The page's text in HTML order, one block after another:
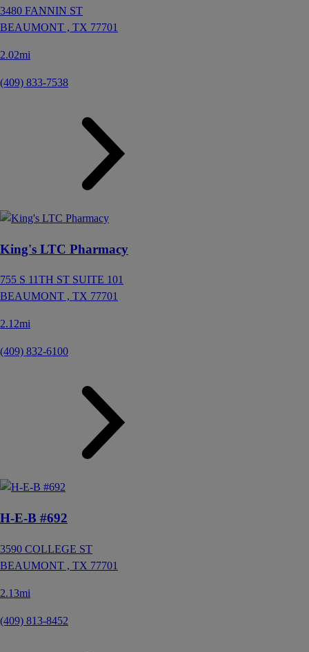
3480 FANNIN ST
BEAUMONT , TX 77701
2.02mi
(409) 833-7538
King's LTC Pharmacy
755 S 11TH ST SUITE 101
BEAUMONT , TX 77701
2.12mi
(409) 832-6100
H-E-B #692
3590 COLLEGE ST
BEAUMONT , TX 77701
2.13mi
(409) 813-8452